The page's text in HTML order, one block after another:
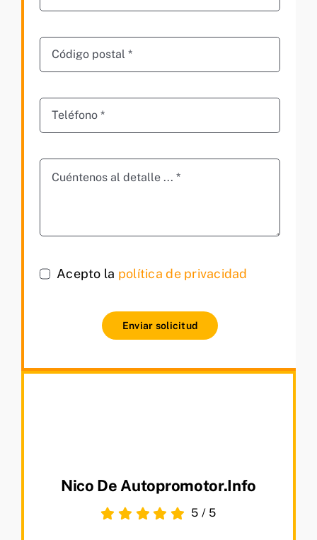
Acepto la política de privacidad
Enviar solicitud
Nico De Autopromotor.info
5 / 5